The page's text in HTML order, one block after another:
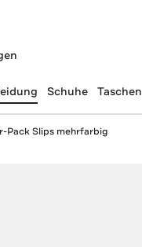
Schuhe Taschen
Pack Slips mehrfarbig